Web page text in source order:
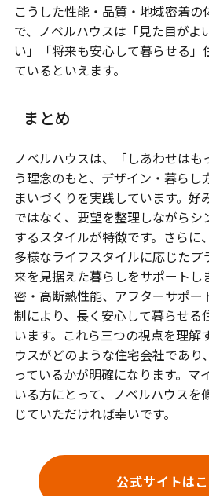
こうした性能・品質・地域密着の
で、ノベルハウスは「見た目がよ
い」「将来も安心して暮らせる
ているといえます。
まとめ
ノベルハウスは、「しあわせはも
う理念のもと、デザイン・暮ら
まいづくりを実践しています。好
ではなく、要望を整理しながら
するスタイルが特徴です。さらに
多様なライフスタイルに応じた
来を見据えた暮らしをサポートし
密・高断熱性能、アフターサポー
制により、長く安心して暮らせる
います。これら三つの視点を理解
ウスがどのような住宅会社であり
っているかが明確になります。マ
いる方にとって、ノベルハウスを
じていただければ幸いです。
公式サイトは